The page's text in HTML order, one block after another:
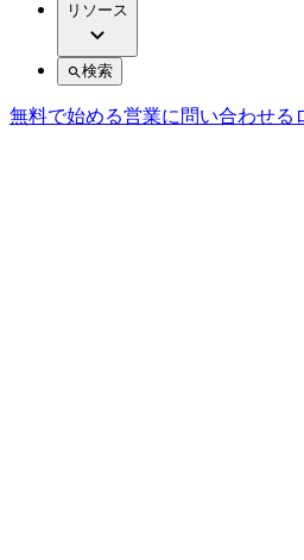
リソース
検索
無料で始める営業に問い合わせる